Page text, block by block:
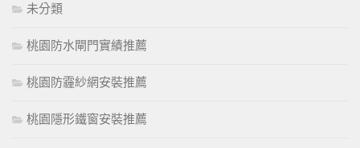
未分類
桃園防水閘門實績推薦
桃園防霾紗網安裝推薦
桃園隱形鐵窗安裝推薦